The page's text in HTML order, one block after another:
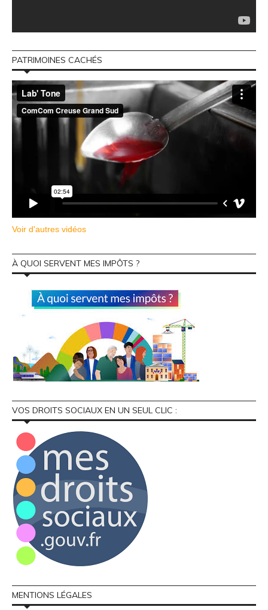
PATRIMOINES CACHÉS
Voir d'autres vidéos
À QUOI SERVENT MES IMPÔTS ?
VOS DROITS SOCIAUX EN UN SEUL CLIC :
MENTIONS LÉGALES